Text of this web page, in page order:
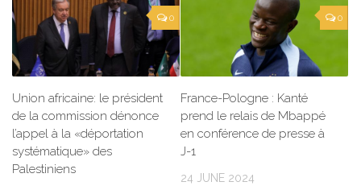
0
Union africaine: le président
de la commission dénonce
l’appel à la «déportation
systématique» des
Palestiniens
0
France-Pologne : Kanté
prend le relais de Mbappé
en conférence de presse à
J-1
24 JUNE 2024